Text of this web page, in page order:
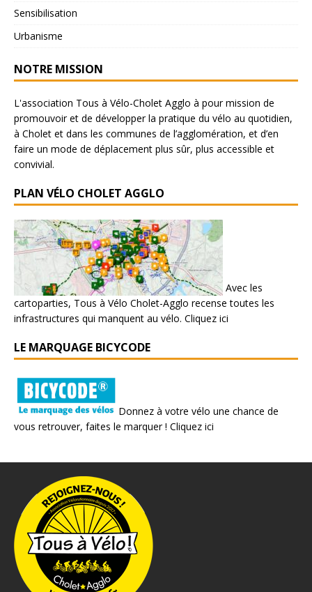
Sensibilisation
Urbanisme
NOTRE MISSION
L'association Tous à Vélo-Cholet Agglo à pour mission de
promouvoir et de développer la pratique du vélo au quotidien,
à Cholet et dans les communes de l’agglomération, et d’en
faire un mode de déplacement plus sûr, plus accessible et
convivial.
PLAN VÉLO CHOLET AGGLO
Avec les
cartoparties, Tous à Vélo Cholet-Agglo recense toutes les
infrastructures qui manquent au vélo. Cliquez ici
LE MARQUAGE BICYCODE
Donnez à votre vélo une chance de
vous retrouver, faites le marquer ! Cliquez ici